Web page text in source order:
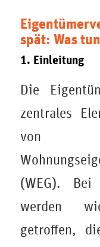
spät: Was
1. Einleitung
Die
zentrales
von
(WEG). Bei
werden
getroffen,